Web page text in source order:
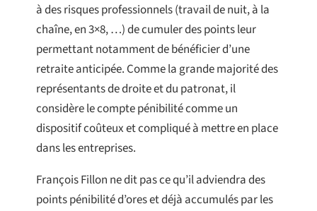
à des risques professionnels (travail de nuit, à la
chaîne, en 3×8, …) de cumuler des points leur
permettant notamment de bénéficier d’une
retraite anticipée. Comme la grande majorité des
représentants de droite et du patronat, il
considère le compte pénibilité comme un
dispositif coûteux et compliqué à mettre en place
dans les entreprises.
François Fillon ne dit pas ce qu’il adviendra des
points pénibilité d’ores et déjà accumulés par les